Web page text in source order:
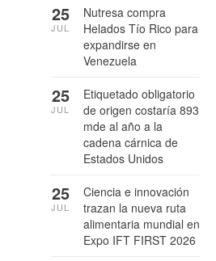
Nutresa compra
Helados Tío Rico para
expandirse en
Venezuela
25
JUL
Etiquetado obligatorio
de origen costaría 893
mde al año a la
cadena cárnica de
Estados Unidos
25
JUL
Ciencia e innovación
trazan la nueva ruta
alimentaria mundial en
Expo IFT FIRST 2026
25
JUL